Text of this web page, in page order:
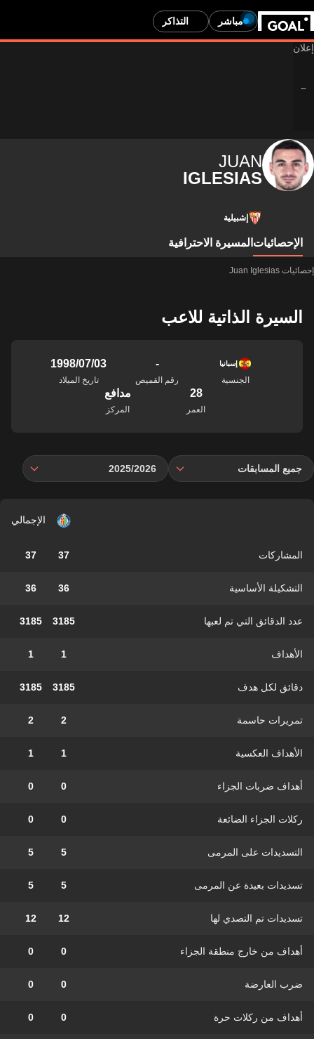
مباشر التذاكر
JUAN
IGLESIAS
إشبيلية
الإحصائيات المسيرة الاحترافية
إحصائيات Juan Iglesias
السيرة الذاتية للاعب
إسبانيا
الجنسية
-
رقم القميص
03‏/07‏/1998
تاريخ الميلاد
28
العمر
مدافع
المركز
جميع المسابقات 2025/2026
الإجمالي
المشاركات 37
37
التشكيلة الأساسية 36
36
عدد الدقائق التي تم لعبها 3185
3185
الأهداف 1
1
دقائق لكل هدف 3185
3185
تمريرات حاسمة 2
2
الأهداف العكسية 1
1
أهداف ضربات الجزاء 0
0
ركلات الجزاء الضائعة 0
0
التسديدات على المرمى 5
5
تسديدات بعيدة عن المرمى 5
5
تسديدات تم التصدي لها 12
12
أهداف من خارج منطقة الجزاء 0
0
ضرب العارضة 0
0
أهداف من ركلات حرة 0
0